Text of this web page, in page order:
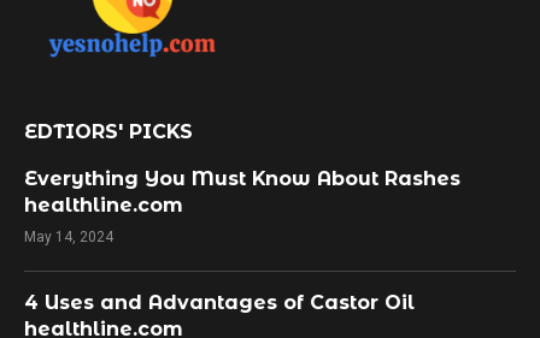
EDTIORS' PICKS
Everything You Must Know About Rashes
healthline.com
May 14, 2024
4 Uses and Advantages of Castor Oil
healthline.com